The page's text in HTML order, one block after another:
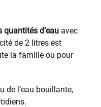
quantités d’eau avec
de 2 litres est
la famille ou pour
de l’eau bouillante,